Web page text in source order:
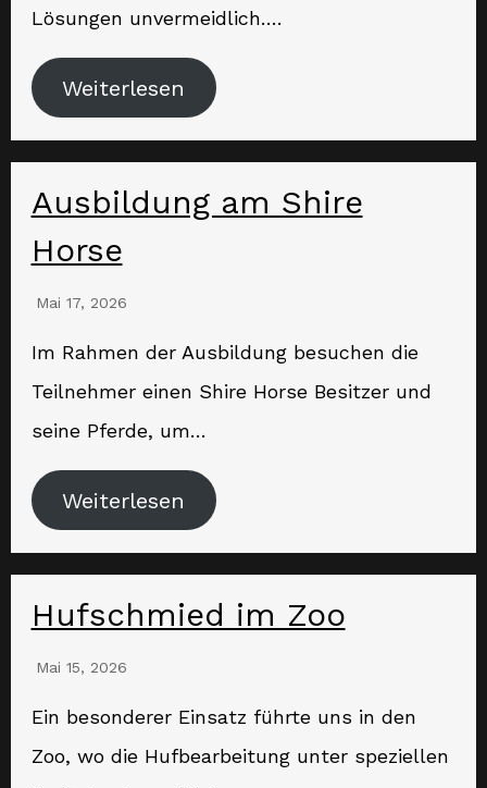
Lösungen unvermeidlich….
Weiterlesen
Ausbildung am Shire
Horse
Mai 17, 2026
Im Rahmen der Ausbildung besuchen die
Teilnehmer einen Shire Horse Besitzer und
seine Pferde, um…
Weiterlesen
Hufschmied im Zoo
Mai 15, 2026
Ein besonderer Einsatz führte uns in den
Zoo, wo die Hufbearbeitung unter speziellen